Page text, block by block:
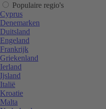
Populaire regio's
Cyprus
Denemarken
Duitsland
Engeland
Frankrijk
Griekenland
Ierland
Ijsland
Italië
Kroatie
Malta